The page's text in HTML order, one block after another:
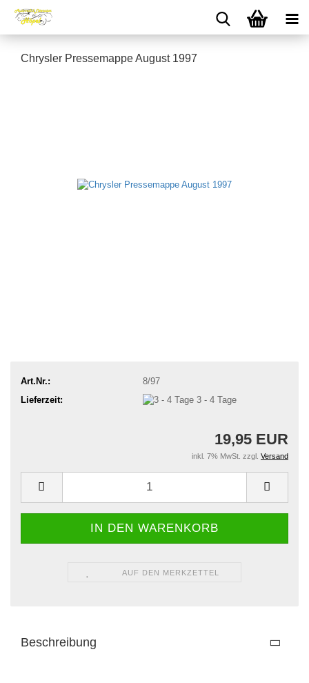
Chrysler Pressemappe August 1997
Art.Nr.:
8/97
Lieferzeit:
3 - 4 Tage
19,95 EUR
inkl. 7% MwSt. zzgl. Versand
AUF DEN MERKZETTEL
Beschreibung